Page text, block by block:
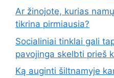
Ar žinojote, kurias
tikrina pirmiausia?
Socialiniai tinklai gali
pavojinga skelbti prieš
Ką auginti šiltnamyje